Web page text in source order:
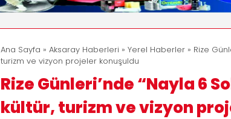
Ana Sayfa » Aksaray Haberleri » Yerel Haberler » Rize
turizm ve vizyon projeler konuşuldu
Rize Günleri’nde “Nayla 6
kültür, turizm ve vizyon